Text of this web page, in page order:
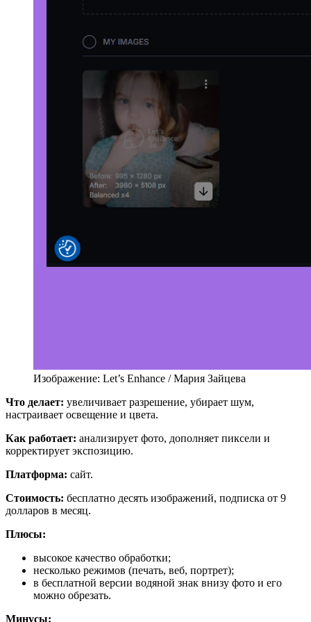
Изображение: Let’s Enhance / Мария Зайцева
Что делает: увеличивает разрешение, убирает шум,
настраивает освещение и цвета.
Как работает: анализирует фото, дополняет пиксели и
корректирует экспозицию.
Платформа: сайт.
Стоимость: бесплатно десять изображений, подписка от 9
долларов в месяц.
Плюсы:
высокое качество обработки;
несколько режимов (печать, веб, портрет);
в бесплатной версии водяной знак внизу фото и его
можно обрезать.
Минусы: